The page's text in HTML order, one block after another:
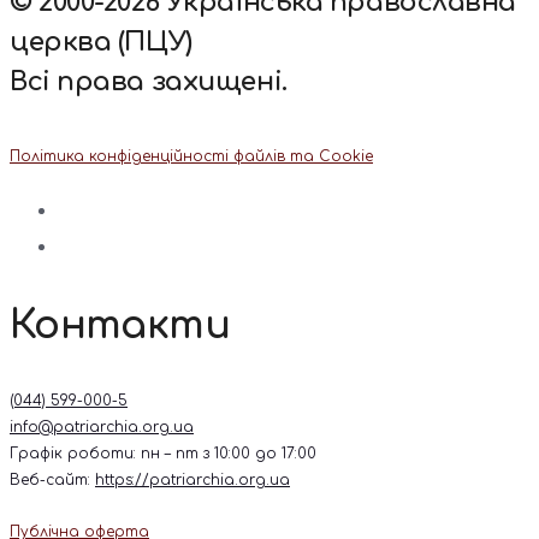
церква (ПЦУ)
Всі права захищені.
Політика конфіденційності файлів та Cookie
Контакти
(044) 599-000-5
info@patriarchia.org.ua
Графік роботи: пн – пт з 10:00 до 17:00
Веб-сайт: https://patriarchia.org.ua
Публічна оферта